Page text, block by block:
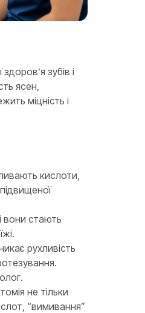
зубів і
ясен,
міцність і
кислоти,
вони стають
рухливість
не тільки
“вимивання”